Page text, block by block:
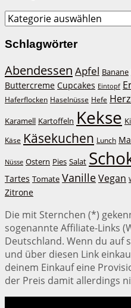
Kategorien
Schlagwörter
Abendessen Apfel Banane
Buttercreme Cupcakes Eintopf
Haferflocken Haselnüsse Hefe
Karamell Kartoffeln Kekse
Käse Käsekuchen Lunch
Nüsse Ostern Pies Salat
Tartes Tomate VanilleVegan
Zitrone
Die mit Sternchen (*)
sogenannte Affiliate-Links
Deutschland. Wenn du auf
und über diesen Link
deinem Einkauf eine
der Preis damit allerdings